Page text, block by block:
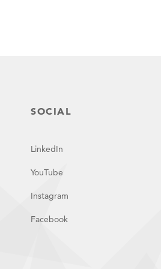
SOCIAL
LinkedIn
YouTube
Instagram
Facebook